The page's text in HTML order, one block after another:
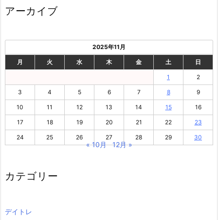
アーカイブ
2025年11月
月 火 水 木 金 土 日
1 2
3 4 5 6 7 8 9
10 11 12 13 14 15 16
17 18 19 20 21 22 23
24 25 26 27 28 29 30
« 10月 12月 »
カテゴリー
デイトレ